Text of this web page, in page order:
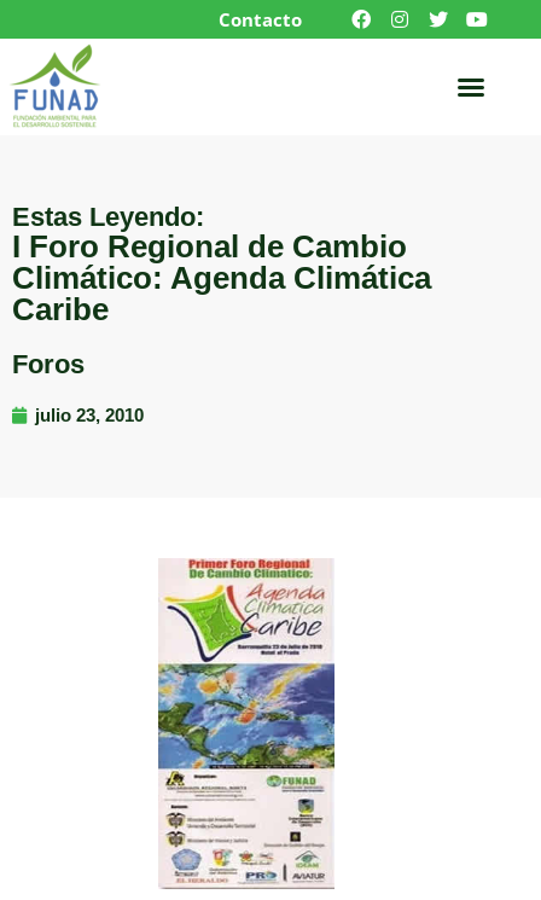
Contacto
Estas Leyendo:
I Foro Regional de Cambio
Climático: Agenda Climática
Caribe
Foros
julio 23, 2010